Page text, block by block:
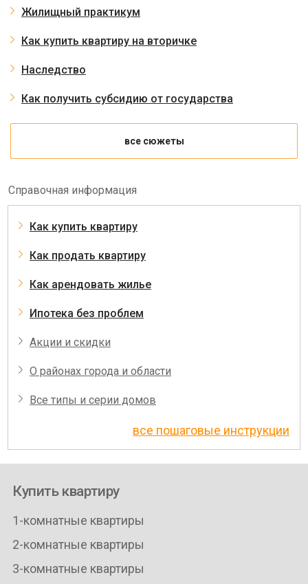
Жилищный практикум
Как купить квартиру на вторичке
Наследство
Как получить субсидию от государства
все сюжеты
Справочная информация
Как купить квартиру
Как продать квартиру
Как арендовать жилье
Ипотека без проблем
Акции и скидки
О районах города и области
Все типы и серии домов
все пошаговые инструкции
Купить квартиру
1-комнатные квартиры
2-комнатные квартиры
3-комнатные квартиры